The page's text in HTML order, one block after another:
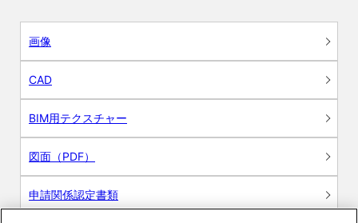
画像
CAD
BIM用テクスチャー
図面（PDF）
申請関係認定書類